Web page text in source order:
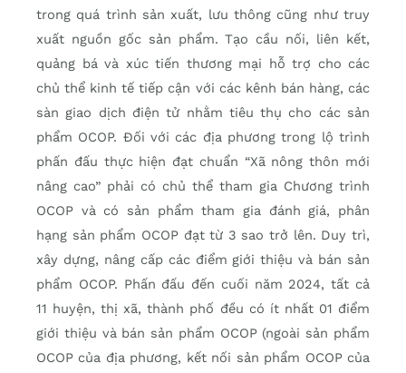
trong quá trình sản xuất, lưu thông cũng như truy
xuất nguồn gốc sản phẩm. Tạo cầu nối, liên kết,
quảng bá và xúc tiến thương mại hỗ trợ cho các
chủ thể kinh tế tiếp cận với các kênh bán hàng, các
sàn giao dịch điện tử nhằm tiêu thụ cho các sản
phẩm OCOP. Đối với các địa phương trong lộ trình
phấn đấu thực hiện đạt chuẩn “Xã nông thôn mới
nâng cao” phải có chủ thể tham gia Chương trình
OCOP và có sản phẩm tham gia đánh giá, phân
hạng sản phẩm OCOP đạt từ 3 sao trở lên. Duy trì,
xây dựng, nâng cấp các điểm giới thiệu và bán sản
phẩm OCOP. Phấn đấu đến cuối năm 2024, tất cả
11 huyện, thị xã, thành phố đều có ít nhất 01 điểm
giới thiệu và bán sản phẩm OCOP (ngoài sản phẩm
OCOP của địa phương, kết nối sản phẩm OCOP của